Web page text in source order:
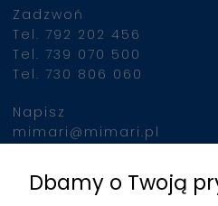
Zadzwoń
Tel. 792 202 456
Tel. 739 070 500
Tel. 730 806 060
Napisz
mimari@mimari.pl
Znajdziesz nas
Dbamy o Twoją